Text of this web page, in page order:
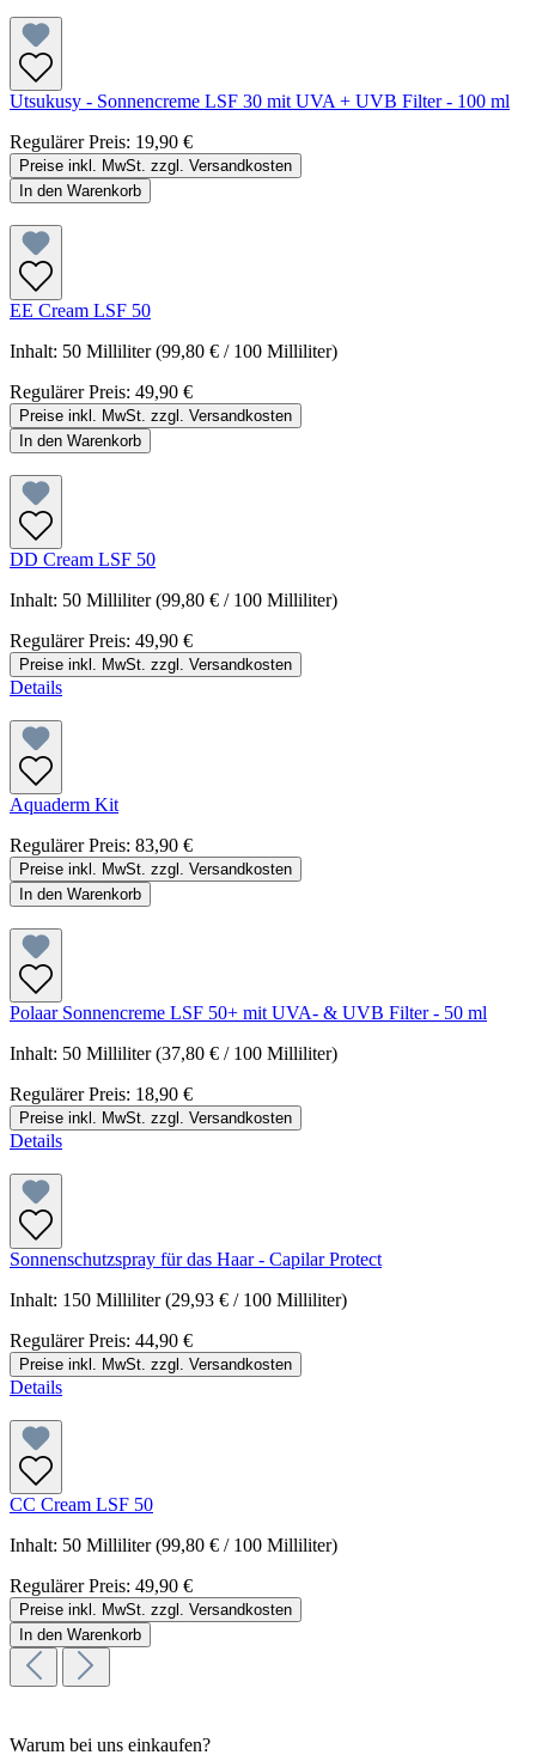
Utsukusy - Sonnencreme LSF 30 mit UVA + UVB Filter - 100 ml
Regulärer Preis: 19,90 €
Preise inkl. MwSt. zzgl. Versandkosten
In den Warenkorb
EE Cream LSF 50
Inhalt: 50 Milliliter(99,80 € / 100 Milliliter)
Regulärer Preis: 49,90 €
Preise inkl. MwSt. zzgl. Versandkosten
In den Warenkorb
DD Cream LSF 50
Inhalt: 50 Milliliter(99,80 € / 100 Milliliter)
Regulärer Preis: 49,90 €
Preise inkl. MwSt. zzgl. Versandkosten
Details
Aquaderm Kit
Regulärer Preis: 83,90 €
Preise inkl. MwSt. zzgl. Versandkosten
In den Warenkorb
Polaar Sonnencreme LSF 50+ mit UVA- & UVB Filter - 50 ml
Inhalt: 50 Milliliter(37,80 € / 100 Milliliter)
Regulärer Preis: 18,90 €
Preise inkl. MwSt. zzgl. Versandkosten
Details
Sonnenschutzspray für das Haar - Capilar Protect
Inhalt: 150 Milliliter(29,93 € / 100 Milliliter)
Regulärer Preis: 44,90 €
Preise inkl. MwSt. zzgl. Versandkosten
Details
CC Cream LSF 50
Inhalt: 50 Milliliter(99,80 € / 100 Milliliter)
Regulärer Preis: 49,90 €
Preise inkl. MwSt. zzgl. Versandkosten
In den Warenkorb
Warum bei uns einkaufen?